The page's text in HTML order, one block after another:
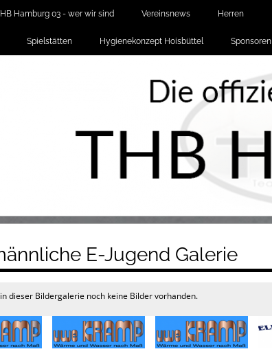
Hamburg 03 - wer wir sind Vereinsnews Herren
Spielstätten Hygienekonzept Hoisbüttel Sponsoren
E-Jugend Galerie
dieser Bildergalerie noch keine Bilder vorhanden.